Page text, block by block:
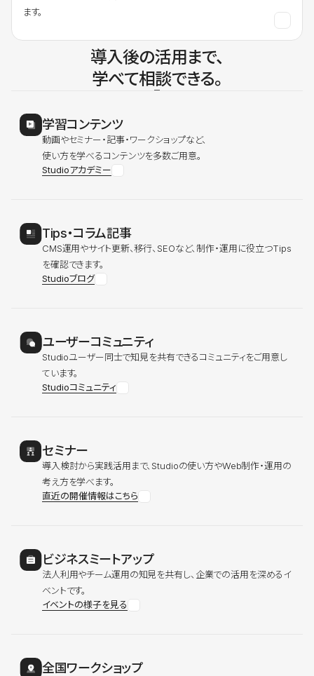
ます。
導入後の活用まで、
学べて相談できる。
学習コンテンツ
動画やセミナー・記事・ワークショップなど、
使い方を学べるコンテンツを多数ご用意。
Studioアカデミー
Tips・コラム記事
CMS運用やサイト更新、移行、SEOなど、制作・運用に役立つTips
を確認できます。
Studioブログ
ユーザーコミュニティ
Studioユーザー同士で知見を共有できるコミュニティをご用意し
ています。
Studioコミュニティ
セミナー
導入検討から実践活用まで、Studioの使い方やWeb制作・運用の
考え方を学べます。
直近の開催情報はこちら
ビジネスミートアップ
法人利用やチーム運用の知見を共有し、企業での活用を深めるイ
ベントです。
イベントの様子を見る
全国ワークショップ